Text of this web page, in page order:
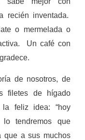
recién inventada.
o mermelada o
Un café con
de nosotros, de
filetes de hígado
feliz idea: “hoy
tendremos que
que a sus muchos